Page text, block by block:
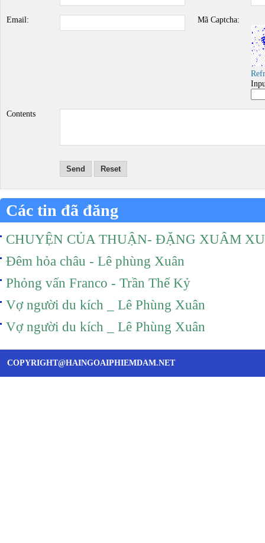
Email: Mã Captcha:
Contents
Send Reset
Các tin đã đăng
CHUYỆN CỦA THUẬN- ĐẶNG XUÂM
Đêm hỏa châu - Lê phùng Xuân
Phỏng vấn Franco - Trần Thế Kỷ
Vợ người du kích _ Lê Phùng Xuân
Vợ người du kích _ Lê Phùng Xuân
COPYRIGHT@HAINGOAIPHIEMDAM.NET